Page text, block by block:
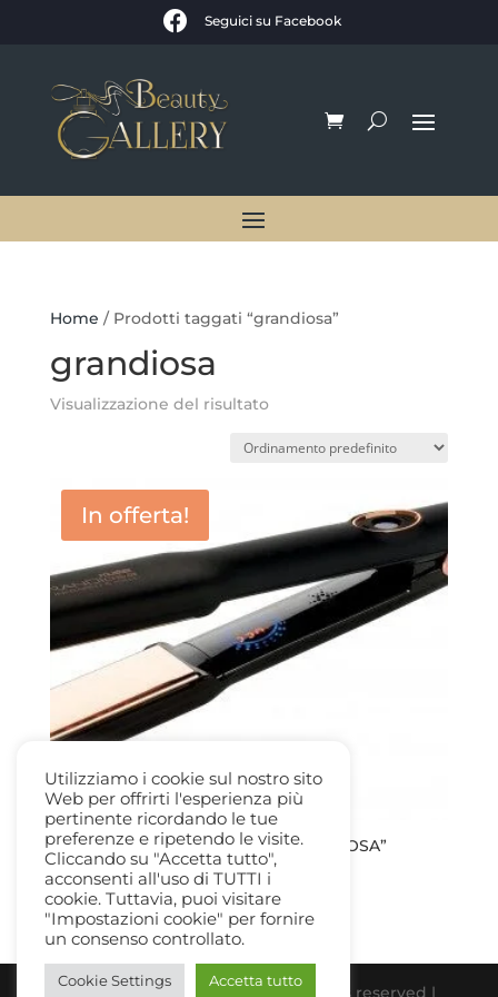
 Seguici su Facebook
Home / Prodotti taggati “grandiosa”
grandiosa
Visualizzazione del risultato
In offerta!
MUSTER PIASTRA STIRANTE “GRANDIOSA”
Infrared & Ionic – Pink Supreme
165,00€ Il
prezzo
originale
era:
165,00 €.
70,00€Il
prezzo
attuale
è:
70,00 €.
Beauty Gallery Parfum Srl | All rights reserved |
Utilizziamo i cookie sul nostro sito
Web per offrirti l'esperienza più
pertinente ricordando le tue
preferenze e ripetendo le visite.
Cliccando su "Accetta tutto",
acconsenti all'uso di TUTTI i
cookie. Tuttavia, puoi visitare
"Impostazioni cookie" per fornire
un consenso controllato.
Cookie Settings Accetta tutto